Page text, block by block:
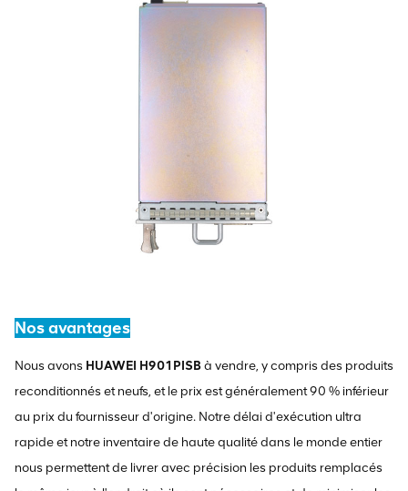
Nos avantages
Nous avons HUAWEI H901PISBà vendre, y compris des produits
reconditionnés et neufs, et le prix est généralement 90 % inférieur
au prix du fournisseur d'origine. Notre délai d'exécution ultra
rapide et notre inventaire de haute qualité dans le monde entier
nous permettent de livrer avec précision les produits remplacés